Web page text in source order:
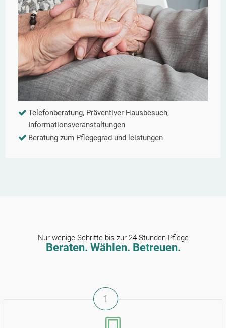
Telefonberatung, Präventiver Hausbesuch,
Informationsveranstaltungen
Beratung zum Pflegegrad und leistungen
Nur wenige Schritte bis zur 24-Stunden-Pflege
Beraten. Wählen. Betreuen.
1